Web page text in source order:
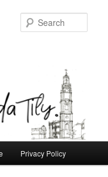
Privacy Policy